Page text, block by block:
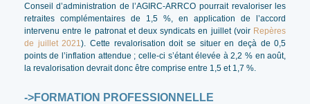
Conseil d’administration de l’AGIRC-ARRCO pourrait revaloriser les
retraites complémentaires de 1,5 %, en application de l’accord
intervenu entre le patronat et deux syndicats en juillet (voir Repères
de juillet 2021). Cette revalorisation doit se situer en deçà de 0,5
points de l’inflation attendue ; celle-ci s’étant élevée à 2,2 % en août,
la revalorisation devrait donc être comprise entre 1,5 et 1,7 %.
->FORMATION PROFESSIONNELLE